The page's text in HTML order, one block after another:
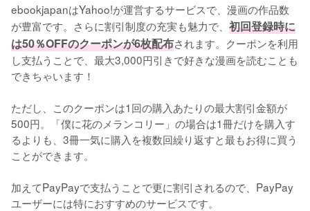
ebookjapanはYahoo!が運営するサービスで、漫画の作品数
が豊富です。さらに割引制度の充実も魅力で、 初回登録時に
は50％OFFのクーポンが6枚配布されます。クーポンを利用
し支払うことで、最大3,000円引きで好きな漫画を読むことも
できちゃいます！
ただし、このクーポンは1回の購入あたりの最大割引金額が
500円。「僕に花のメランコリー」の場合は1冊だけを購入す
るよりも、3冊一気に購入を複数回繰り返すと最もお得に買う
ことができます。
加えてPayPayで支払うことで更に割引されるので、PayPay
ユーザーには特におすすめのサービスです。